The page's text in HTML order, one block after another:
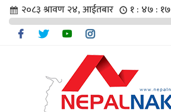
२०८३ श्रावण २४, आईतबार १ : ४७ : १७